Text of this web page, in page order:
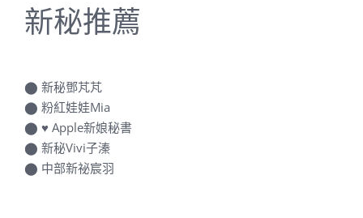
新秘推薦
⬤ 新秘鄧芃芃
⬤ 粉紅娃娃Mia
⬤ ♥ Apple新娘秘書
⬤ 新秘Vivi子溱
⬤ 中部新祕宸羽